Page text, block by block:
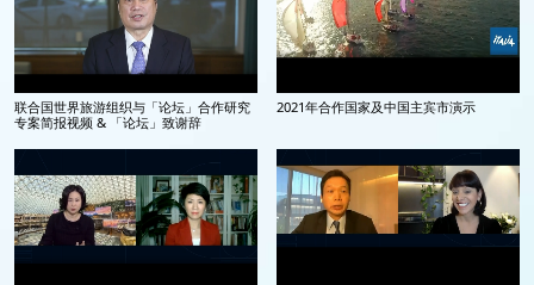
联合国世界旅游组织与「论坛」合作研究
专案简报视频 & 「论坛」致谢辞
2021年合作国家及中国主宾市演示